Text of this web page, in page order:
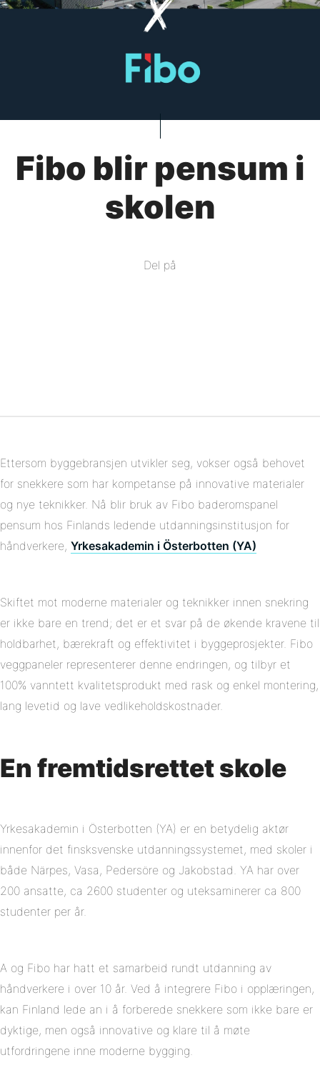
Fibo blir pensum i
skolen
Del på
Ettersom byggebransjen utvikler seg, vokser også behovet
for snekkere som har kompetanse på innovative materialer
og nye teknikker. Nå blir bruk av Fibo baderomspanel
pensum hos Finlands ledende utdanningsinstitusjon for
håndverkere, Yrkesakademin i Österbotten (YA)
Skiftet mot moderne materialer og teknikker innen snekring
er ikke bare en trend; det er et svar på de økende kravene til
holdbarhet, bærekraft og effektivitet i byggeprosjekter. Fibo
veggpaneler representerer denne endringen, og tilbyr et
100% vanntett kvalitetsprodukt med rask og enkel montering,
lang levetid og lave vedlikeholdskostnader.
En fremtidsrettet skole
Yrkesakademin i Österbotten (YA) er en betydelig aktør
innenfor det finsksvenske utdanningssystemet, med skoler i
både Närpes, Vasa, Pedersöre og Jakobstad. YA har over
200 ansatte, ca 2600 studenter og uteksaminerer ca 800
studenter per år.
A og Fibo har hatt et samarbeid rundt utdanning av
håndverkere i over 10 år. Ved å integrere Fibo i opplæringen,
kan Finland lede an i å forberede snekkere som ikke bare er
dyktige, men også innovative og klare til å møte
utfordringene inne moderne bygging.